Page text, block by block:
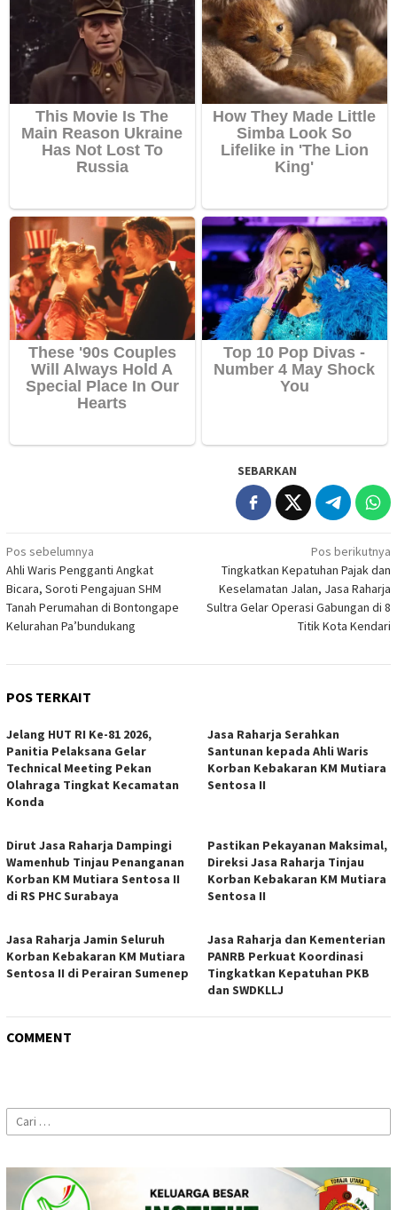
SEBARKAN
Navigasi
pos
Pos sebelumnya
Ahli Waris Pengganti Angkat
Bicara, Soroti Pengajuan SHM
Tanah Perumahan di Bontongape
Kelurahan Pa’bundukang
Pos berikutnya
Tingkatkan Kepatuhan Pajak dan
Keselamatan Jalan, Jasa Raharja
Sultra Gelar Operasi Gabungan di 8
Titik Kota Kendari
POS TERKAIT
Jelang HUT RI Ke-81 2026,
Panitia Pelaksana Gelar
Technical Meeting Pekan
Olahraga Tingkat Kecamatan
Konda
Jasa Raharja Serahkan
Santunan kepada Ahli Waris
Korban Kebakaran KM Mutiara
Sentosa II
Dirut Jasa Raharja Dampingi
Wamenhub Tinjau Penanganan
Korban KM Mutiara Sentosa II
di RS PHC Surabaya
Pastikan Pekayanan Maksimal,
Direksi Jasa Raharja Tinjau
Korban Kebakaran KM Mutiara
Sentosa II
Jasa Raharja Jamin Seluruh
Korban Kebakaran KM Mutiara
Sentosa II di Perairan Sumenep
Jasa Raharja dan Kementerian
PANRB Perkuat Koordinasi
Tingkatkan Kepatuhan PKB
dan SWDKLLJ
COMMENT
Cari
untuk: